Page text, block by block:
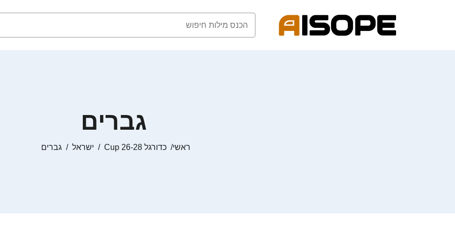
גברים
ראשי כדורגל Cup 26-28 ישראל גברים